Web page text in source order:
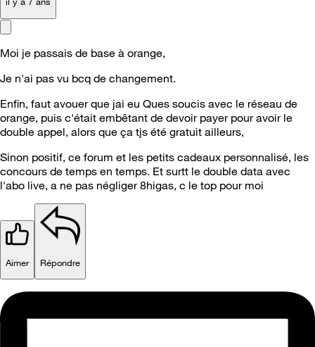
Moi je passais de base à orange,
Je n'ai pas vu bcq de changement.
Enfin, faut avouer que jai eu Ques soucis avec le réseau de
orange, puis c'était embêtant de devoir payer pour avoir le
double appel, alors que ça tjs été gratuit ailleurs,
Sinon positif, ce forum et les petits cadeaux personnalisé, les
concours de temps en temps. Et surtt le double data avec
l'abo live, a ne pas négliger 8higas, c le top pour moi
Aimer Répondre